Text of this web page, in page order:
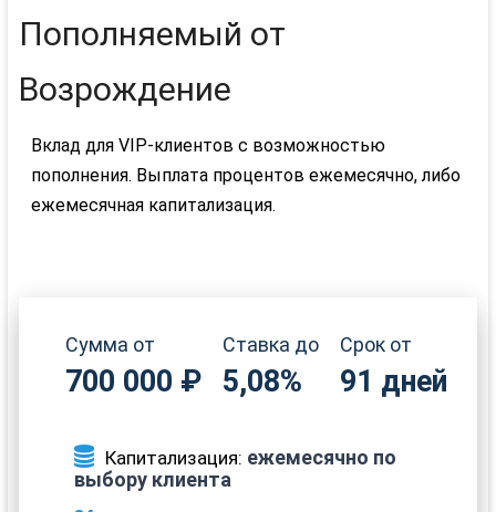
Пополняемый от
Возрождение
Вклад для VIP-клиентов с возможностью
пополнения. Выплата процентов ежемесячно, либо
ежемесячная капитализация.
Сумма от
700 000 ₽
Ставка до
5,08%
Срок от
91 дней
Капитализация: ежемесячно по
выбору клиента